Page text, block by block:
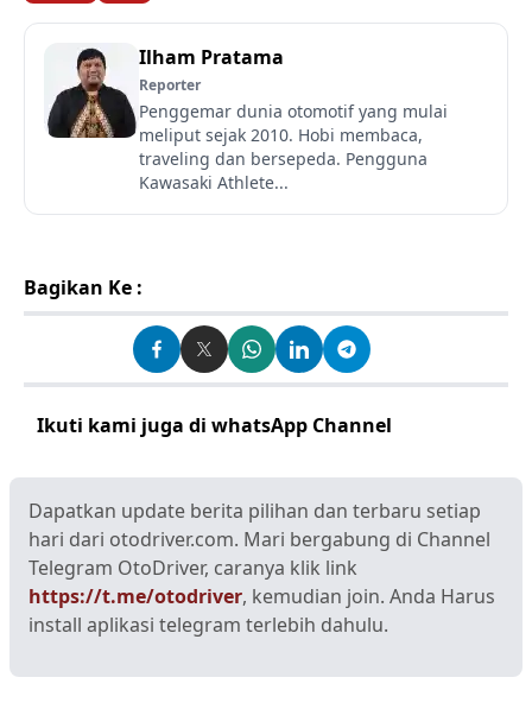
Ilham Pratama
Reporter
Penggemar dunia otomotif yang mulai
meliput sejak 2010. Hobi membaca,
traveling dan bersepeda. Pengguna
Kawasaki Athlete...
Bagikan Ke :
Ikuti kami juga di whatsApp Channel
Dapatkan update berita pilihan dan terbaru setiap
hari dari otodriver.com. Mari bergabung di Channel
Telegram OtoDriver, caranya klik link
https://t.me/otodriver, kemudian join. Anda Harus
install aplikasi telegram terlebih dahulu.